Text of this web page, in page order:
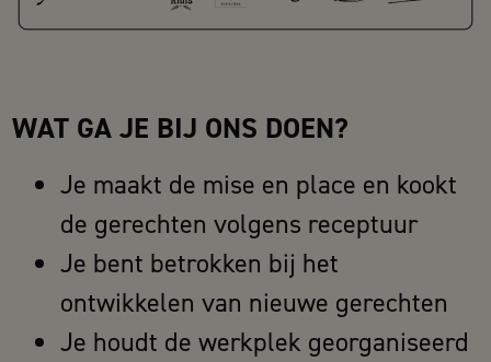
WAT GA JE BIJ ONS DOEN?
Je maakt de mise en place en kookt
de gerechten volgens receptuur
Je bent betrokken bij het
ontwikkelen van nieuwe gerechten
Je houdt de werkplek georganiseerd